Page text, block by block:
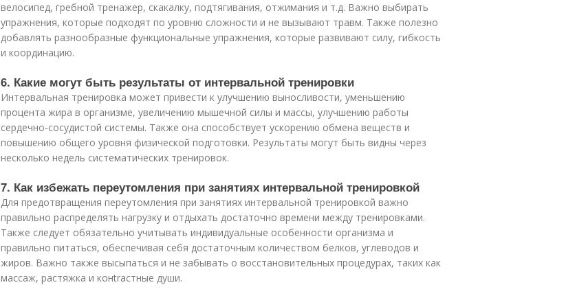
велосипед, гребной тренажер, скакалку, подтягивания, отжимания и т.д. Важно выбирать
упражнения, которые подходят по уровню сложности и не вызывают травм. Также полезно
добавлять разнообразные функциональные упражнения, которые развивают силу, гибкость
и координацию.
6. Какие могут быть результаты от интервальной тренировки
Интервальная тренировка может привести к улучшению выносливости, уменьшению
процента жира в организме, увеличению мышечной силы и массы, улучшению работы
сердечно-сосудистой системы. Также она способствует ускорению обмена веществ и
повышению общего уровня физической подготовки. Результаты могут быть видны через
несколько недель систематических тренировок.
7. Как избежать переутомления при занятиях интервальной тренировкой
Для предотвращения переутомления при занятиях интервальной тренировкой важно
правильно распределять нагрузку и отдыхать достаточно времени между тренировками.
Также следует обязательно учитывать индивидуальные особенности организма и
правильно питаться, обеспечивая себя достаточным количеством белков, углеводов и
жиров. Важно также высыпаться и не забывать о восстановительных процедурах, таких как
массаж, растяжка и конtrастные души.